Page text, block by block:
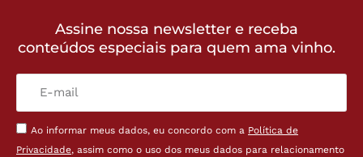
Assine nossa newsletter e receba
conteúdos especiais para quem ama vinho.
Ao informar meus dados, eu concordo com a Política de
Privacidade, assim como o uso dos meus dados para relacionamento